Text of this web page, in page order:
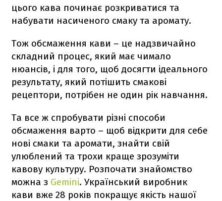
цього кава починає розкриватися та
набувати насиченого смаку та аромату.
Тож обсмаження кави – це надзвичайно
складний процес, який має чимало
нюансів, і для того, щоб досягти ідеального
результату, який потішить смакові
рецептори, потрібен не один рік навчання.
Та все ж спробувати різні способи
обсмаження варто – щоб відкрити для себе
нові смаки та аромати, знайти свій
улюблений та трохи краще зрозуміти
кавову культуру. Розпочати знайомство
можна з Gemini. Український виробник
кави вже 28 років покращує якість нашої